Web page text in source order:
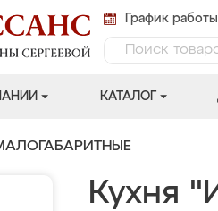
График
КАТАЛОГ
Кухня